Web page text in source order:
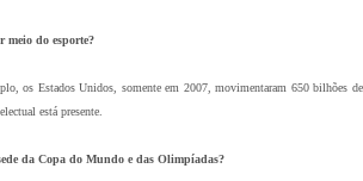
meio do esporte?
os Estados Unidos, somente em 2007, movimentaram 650 bilhões
está presente.
da Copa do Mundo e das Olimpíadas?